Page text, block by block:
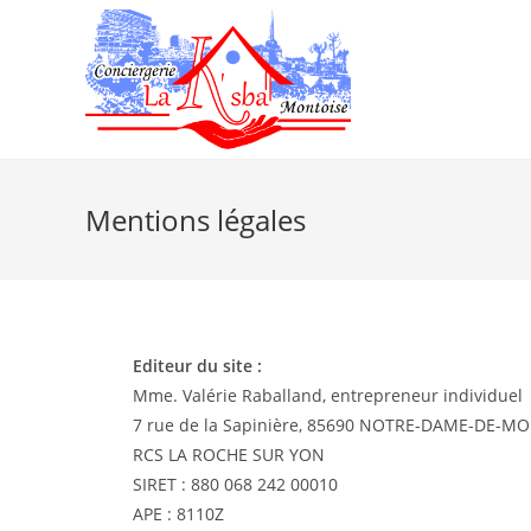
Mentions légales
Editeur du site :
Mme. Valérie Raballand, entrepreneur individuel
7 rue de la Sapinière, 85690 NOTRE-DAME-DE-
RCS LA ROCHE SUR YON
SIRET : 880 068 242 00010
APE : 8110Z